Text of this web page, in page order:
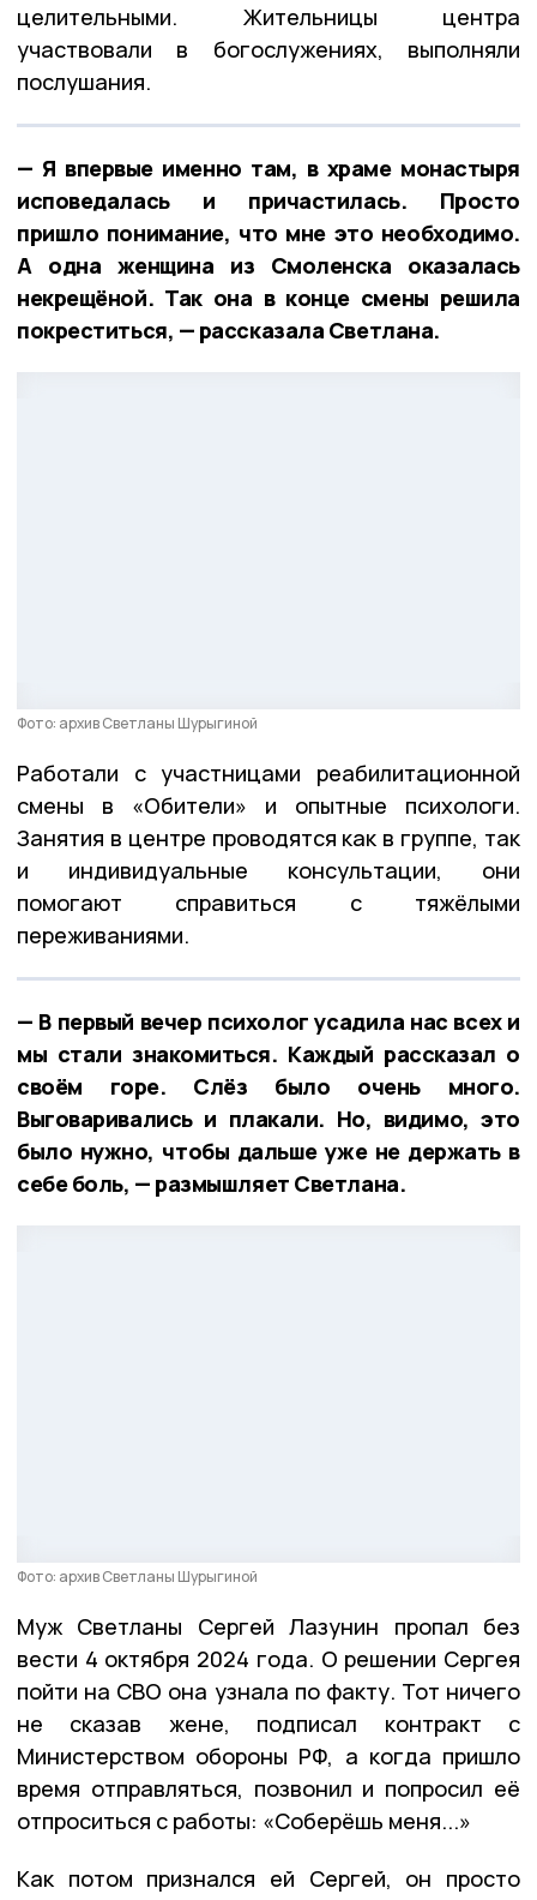
целительными. Жительницы центра
участвовали в богослужениях, выполняли
послушания.
— Я впервые именно там, в храме монастыря
исповедалась и причастилась. Просто
пришло понимание, что мне это необходимо.
А одна женщина из Смоленска оказалась
некрещёной. Так она в конце смены решила
покреститься, — рассказала Светлана.
Фото: архив Светланы Шурыгиной
Работали с участницами реабилитационной
смены в «Обители» и опытные психологи.
Занятия в центре проводятся как в группе, так
и индивидуальные консультации, они
помогают справиться с тяжёлыми
переживаниями.
— В первый вечер психолог усадила нас всех и
мы стали знакомиться. Каждый рассказал о
своём горе. Слёз было очень много.
Выговаривались и плакали. Но, видимо, это
было нужно, чтобы дальше уже не держать в
себе боль, — размышляет Светлана.
Фото: архив Светланы Шурыгиной
Муж Светланы Сергей Лазунин пропал без
вести 4 октября 2024 года. О решении Сергея
пойти на СВО она узнала по факту. Тот ничего
не сказав жене, подписал контракт с
Министерством обороны РФ, а когда пришло
время отправляться, позвонил и попросил её
отпроситься с работы: «Соберёшь меня...»
Как потом признался ей Сергей, он просто